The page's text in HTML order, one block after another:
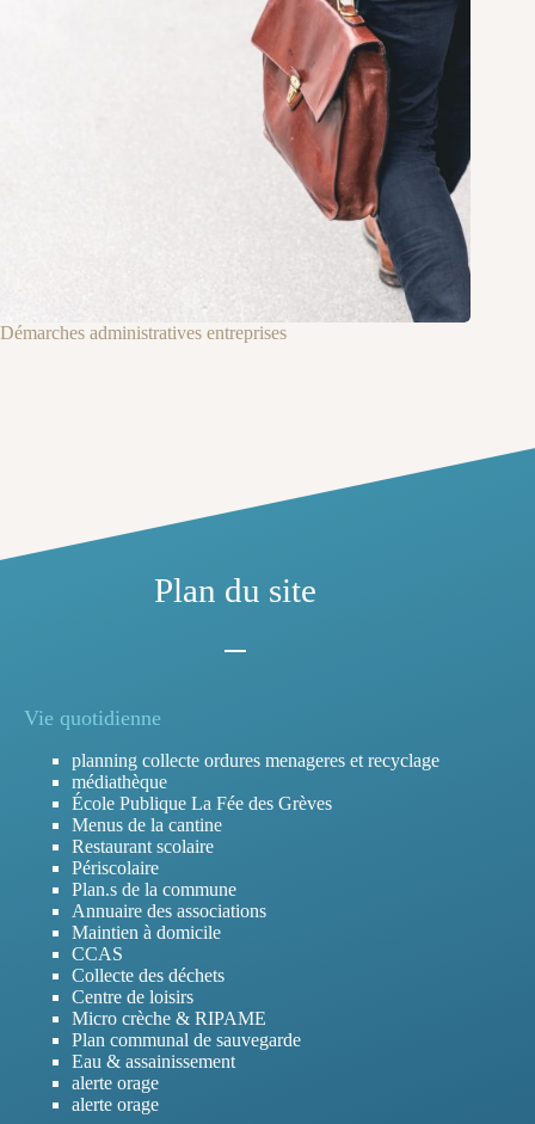
Démarches administratives entreprises
Plan du site
Vie quotidienne
planning collecte ordures menageres et recyclage
médiathèque
École Publique La Fée des Grèves
Menus de la cantine
Restaurant scolaire
Périscolaire
Plan.s de la commune
Annuaire des associations
Maintien à domicile
CCAS
Collecte des déchets
Centre de loisirs
Micro crèche & RIPAME
Plan communal de sauvegarde
Eau & assainissement
alerte orage
alerte orage